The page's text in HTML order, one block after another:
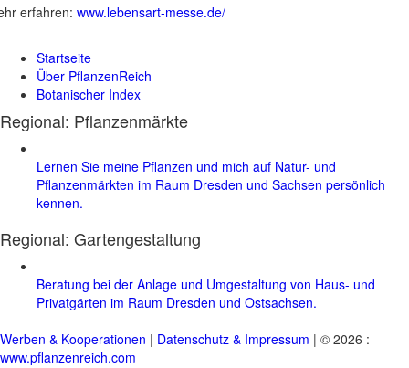
erfahren: www.lebensart-messe.de/
Startseite
Über PflanzenReich
Botanischer Index
Regional: Pflanzenmärkte
Lernen Sie meine Pflanzen und mich auf Natur- und
Pflanzenmärkten im Raum Dresden und Sachsen persönlich
kennen.
Regional: Gartengestaltung
Beratung bei der Anlage und Umgestaltung von Haus- und
Privatgärten im Raum Dresden und Ostsachsen.
Werben & Kooperationen | Datenschutz & Impressum | © 2026 :
www.pflanzenreich.com